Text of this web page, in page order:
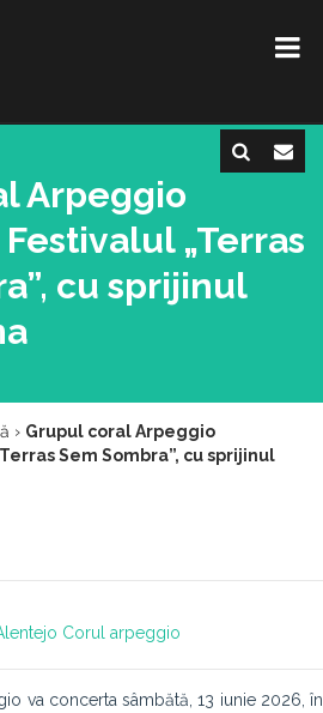
Arpeggio
„Terras
cu sprijinul
› Grupul coral Arpeggio
Sem Sombra”, cu sprijinul
Corul arpeggio
va concerta sâmbătă, 13 iunie 2026, în